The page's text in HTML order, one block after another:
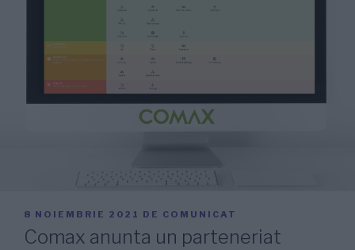
PUBLICAT
PE
8 NOIEMBRIE 2021 DE COMUNICAT
Comax anunta un parteneriat